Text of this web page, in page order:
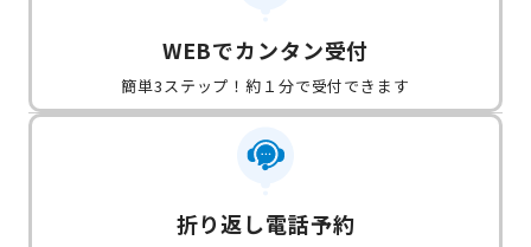
WEBでカンタン受付
簡単3ステップ！約１分で受付できます
折り返し電話予約